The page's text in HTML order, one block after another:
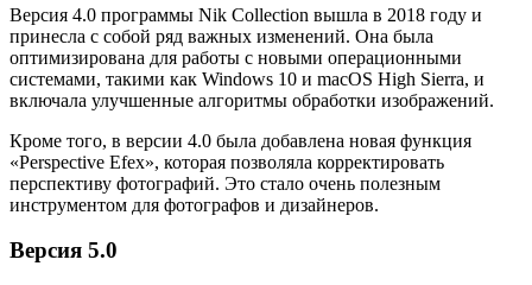
Версия 4.0 программы Nik Collection вышла в 2018 году и
принесла с собой ряд важных изменений. Она была
оптимизирована для работы с новыми операционными
системами, такими как Windows 10 и macOS High Sierra, и
включала улучшенные алгоритмы обработки изображений.
Кроме того, в версии 4.0 была добавлена новая функция
«Perspective Efex», которая позволяла корректировать
перспективу фотографий. Это стало очень полезным
инструментом для фотографов и дизайнеров.
Версия 5.0